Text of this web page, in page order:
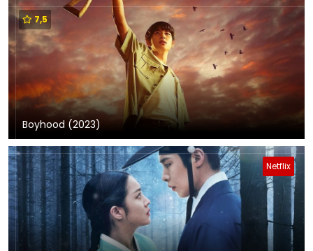
7,5
Boyhood (2023)
Netflix